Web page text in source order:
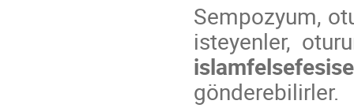
Sempozyum,
isteyenler,
gönderebilirler.